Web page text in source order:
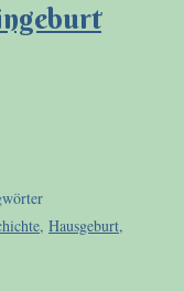
, Hausgeburt,